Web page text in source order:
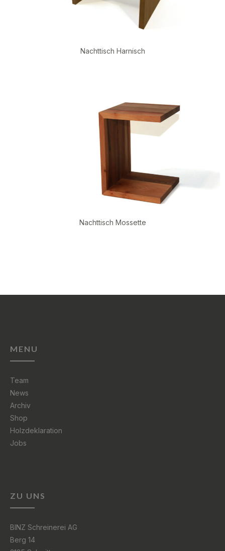
Nachttisch Harnisch
Nachttisch Mossette
MENU
Team
News
Archiv
Shop
Holzdeklaration
Jobs
ZU UNS
BINZ Schreinerei AG
Berg 14